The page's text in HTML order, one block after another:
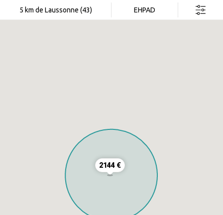
5 km de Laussonne (43) EHPAD
Rechercher dans cette zone
2144 €